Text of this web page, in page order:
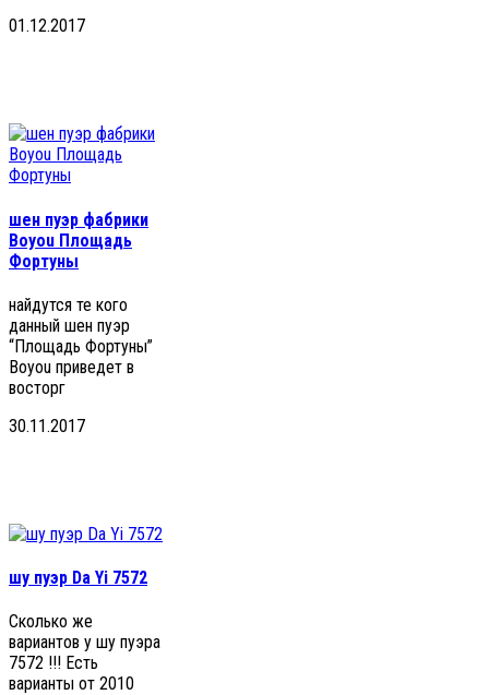
01.12.2017
шен пуэр фабрики
Boyou Площадь
Фортуны
найдутся те кого
данный шен пуэр
“Площадь Фортуны”
Boyou приведет в
восторг
30.11.2017
шу пуэр Da Yi 7572
Сколько же
вариантов у шу пуэра
7572 !!! Есть
варианты от 2010